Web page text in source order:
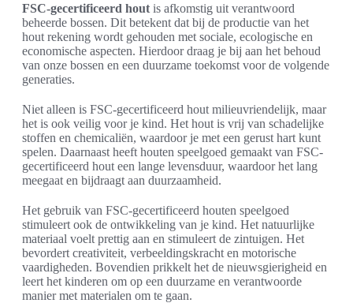
FSC-gecertificeerd hout is afkomstig uit verantwoord
beheerde bossen. Dit betekent dat bij de productie van het
hout rekening wordt gehouden met sociale, ecologische en
economische aspecten. Hierdoor draag je bij aan het behoud
van onze bossen en een duurzame toekomst voor de volgende
generaties.
Niet alleen is FSC-gecertificeerd hout milieuvriendelijk, maar
het is ook veilig voor je kind. Het hout is vrij van schadelijke
stoffen en chemicaliën, waardoor je met een gerust hart kunt
spelen. Daarnaast heeft houten speelgoed gemaakt van FSC-
gecertificeerd hout een lange levensduur, waardoor het lang
meegaat en bijdraagt aan duurzaamheid.
Het gebruik van FSC-gecertificeerd houten speelgoed
stimuleert ook de ontwikkeling van je kind. Het natuurlijke
materiaal voelt prettig aan en stimuleert de zintuigen. Het
bevordert creativiteit, verbeeldingskracht en motorische
vaardigheden. Bovendien prikkelt het de nieuwsgierigheid en
leert het kinderen om op een duurzame en verantwoorde
manier met materialen om te gaan.